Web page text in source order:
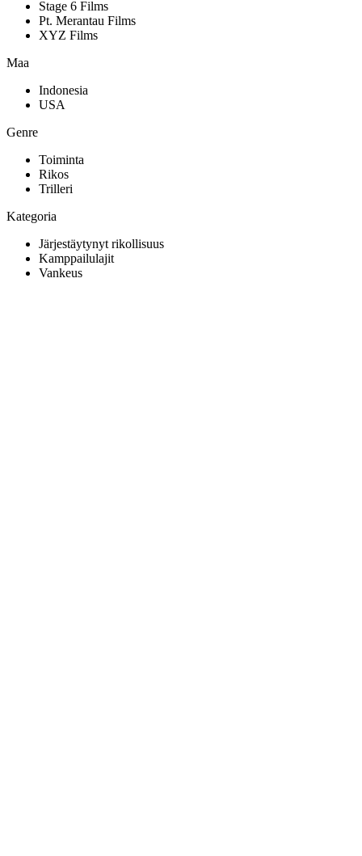
Stage 6 Films
Pt. Merantau Films
XYZ Films
Maa
Indonesia
USA
Genre
Toiminta
Rikos
Trilleri
Kategoria
Järjestäytynyt rikollisuus
Kamppailulajit
Vankeus